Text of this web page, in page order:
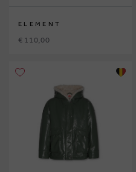
ELEMENT
€ 110,00